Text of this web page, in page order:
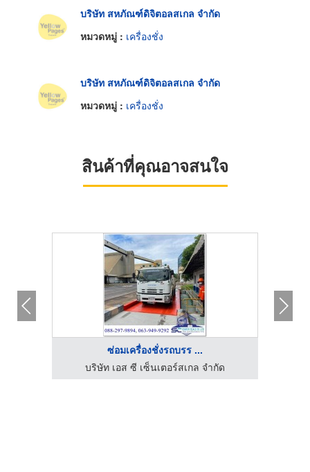
บริษัท สหภัณฑ์ดิจิตอลสเกล จำกัด
หมวดหมู่ : เครื่องชั่ง
บริษัท สหภัณฑ์ดิจิตอลสเกล จำกัด
หมวดหมู่ : เครื่องชั่ง
สินค้าที่คุณอาจสนใจ
ซ่อมเครื่องชั่งรถบรร ...
บริษัท เอส ซี เซ็นเตอร์สเกล จำกัด